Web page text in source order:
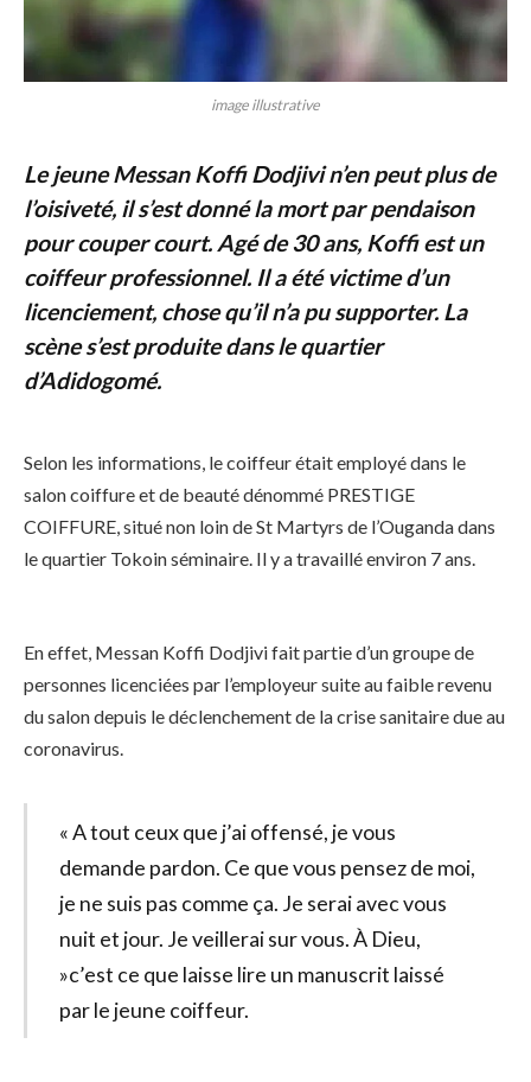
image illustrative
Le jeune Messan Koffi Dodjivi n’en peut plus de
l’oisiveté, il s’est donné la mort par pendaison
pour couper court. Agé de 30 ans, Koffi est un
coiffeur professionnel. Il a été victime d’un
licenciement, chose qu’il n’a pu supporter. La
scène s’est produite dans le quartier
d’Adidogomé.
Selon les informations, le coiffeur était employé dans le
salon coiffure et de beauté dénommé PRESTIGE
COIFFURE, situé non loin de St Martyrs de l’Ouganda dans
le quartier Tokoin séminaire. Il y a travaillé environ 7 ans.
En effet, Messan Koffi Dodjivi fait partie d’un groupe de
personnes licenciées par l’employeur suite au faible revenu
du salon depuis le déclenchement de la crise sanitaire due au
coronavirus.
« A tout ceux que j’ai offensé, je vous
demande pardon. Ce que vous pensez de moi,
je ne suis pas comme ça. Je serai avec vous
nuit et jour. Je veillerai sur vous. À Dieu,
»c’est ce que laisse lire un manuscrit laissé
par le jeune coiffeur.